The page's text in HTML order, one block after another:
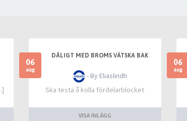
06
aug
DÅLIGT MED BROMS VÄTSKA BAK
- By Eliaslindh
Ska testa å kolla fördelarblocket
VISA INLÄGG
06
aug